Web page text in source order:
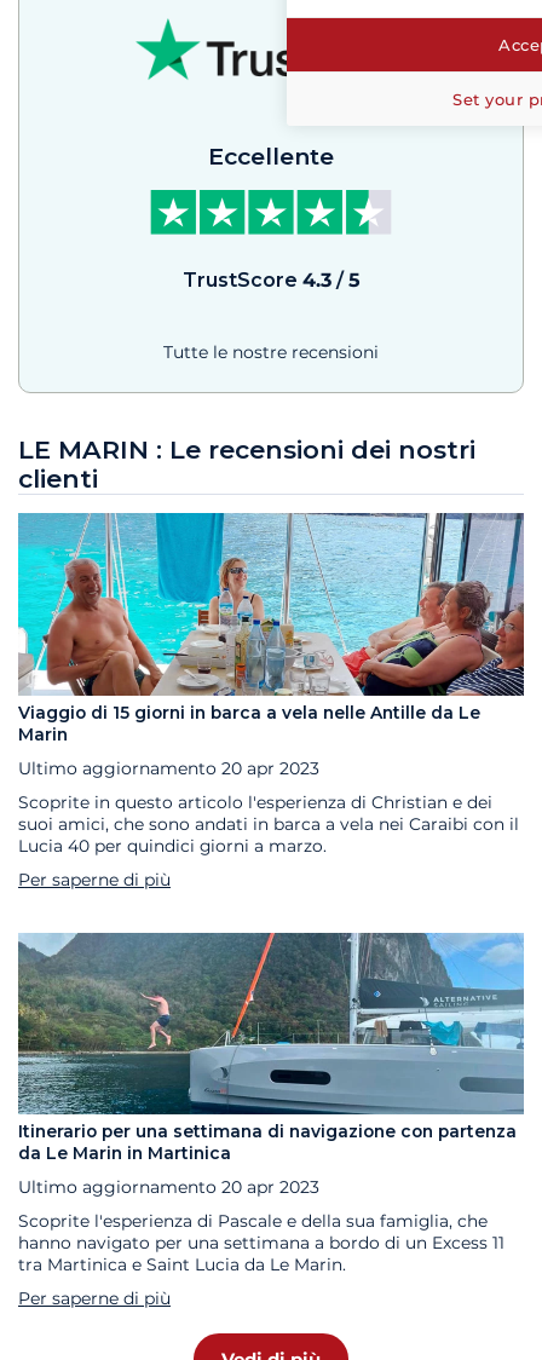
Eccellente
TrustScore 4.3/ 5
Tutte le nostre recensioni
LE MARIN : Le recensioni dei nostri
clienti
Viaggio di 15 giorni in barca a vela nelle Antille da Le
Marin
Ultimo aggiornamento 20 apr 2023
Scoprite in questo articolo l'esperienza di Christian e dei
suoi amici, che sono andati in barca a vela nei Caraibi con il
Lucia 40 per quindici giorni a marzo.
Per saperne di più
Itinerario per una settimana di navigazione con partenza
da Le Marin in Martinica
Ultimo aggiornamento 20 apr 2023
Scoprite l'esperienza di Pascale e della sua famiglia, che
hanno navigato per una settimana a bordo di un Excess 11
tra Martinica e Saint Lucia da Le Marin.
Per saperne di più
Set your